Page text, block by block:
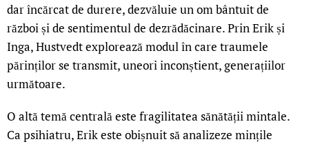
dar încărcat de durere, dezvăluie un om bântuit de
război și de sentimentul de dezrădăcinare. Prin Erik și
Inga, Hustvedt explorează modul în care traumele
părinților se transmit, uneori inconștient, generațiilor
următoare.
O altă temă centrală este fragilitatea sănătății mintale.
Ca psihiatru, Erik este obișnuit să analizeze mințile